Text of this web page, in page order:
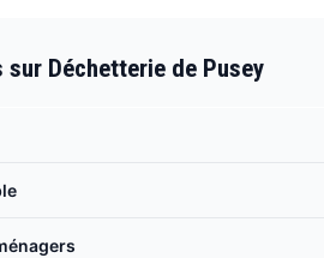
Déchetterie de Pusey